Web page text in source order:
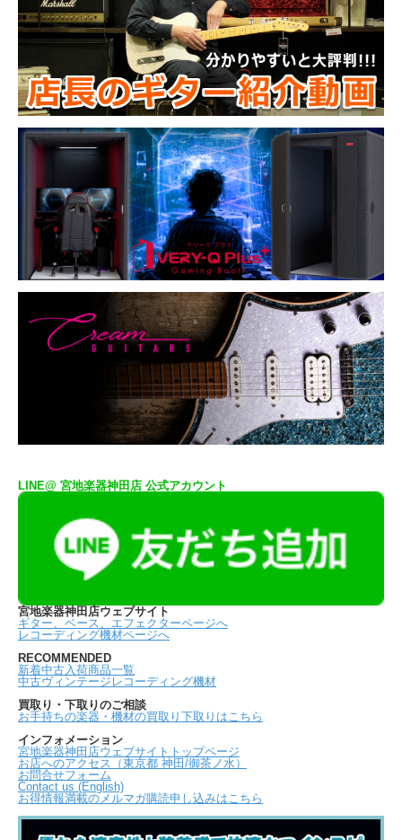
LINE@ 宮地楽器神田店 公式アカウント
宮地楽器神田店ウェブサイト
ギター、ベース、エフェクターページへ
レコーディング機材ページへ
RECOMMENDED
新着中古入荷商品一覧
中古ヴィンテージレコーディング機材
買取り・下取りのご相談
お手持ちの楽器・機材の買取り下取りはこちら
インフォメーション
宮地楽器神田店ウェブサイトトップページ
お店へのアクセス（東京都 神田/御茶ノ水）
お問合せフォーム
Contact us (English)
お得情報満載のメルマガ購読申し込みはこちら